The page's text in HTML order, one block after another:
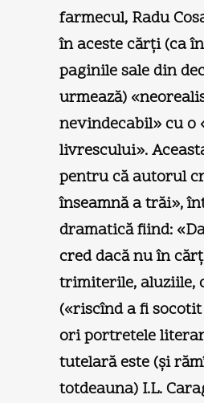
farmecul, Radu
în aceste cărţi (ca
paginile sale din
urmează)
nevindecabil» cu o
livrescului».
pentru că autorul
înseamnă a trăi»,
dramatică fiind:
cred dacă nu în
trimiterile, aluziile,
(«riscînd a fi
ori portretele
tutelară este (şi
totdeauna) I.L.